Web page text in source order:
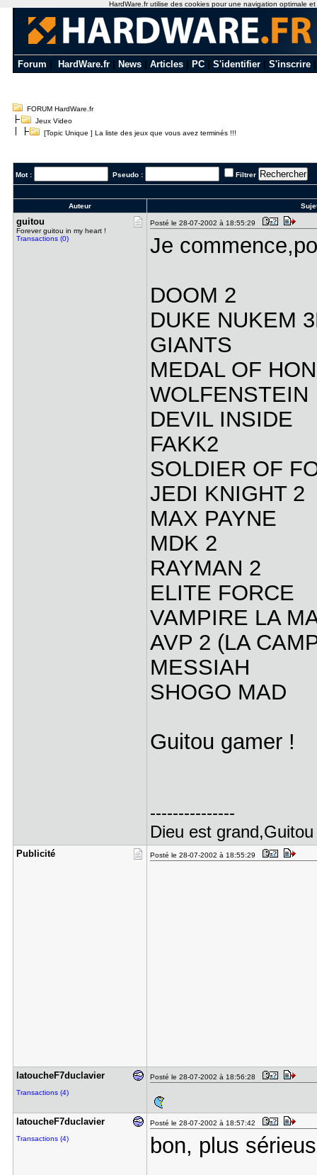
Forum HardWare.fr News Articles PC S'identifier S'inscrire
FORUM HardWare.fr
Jeux Video
[Topic Unique ] La liste des jeux que vous avez terminés !!!
Mot : Pseudo : Filtrer
Auteur
guitou
Forever guitou in my heart !
Transactions (0)
Posté le 28-07-2002 à 18:55:29
Je
DOOM 2
DUKE NUKEM
GIANTS
MEDAL OF
WOLFENSTEIN
DEVIL INSIDE
FAKK2
SOLDIER OF
JEDI KNIGHT 2
MAX PAYNE
MDK 2
RAYMAN 2
ELITE FORCE
VAMPIRE LA
AVP 2 (LA
MESSIAH
SHOGO MAD
Guitou gamer !
---------------
Dieu est
Publicité Posté le 28-07-2002 à 18:55:29
latoucheF7​duclavier
Transactions (4)
Posté le 28-07-2002 à 18:56:28
latoucheF7​duclavier
Transactions (4)
Posté le 28-07-2002 à 18:57:42
bon, plus
HardWare.fr utilise des cookies pour une navigation optimale